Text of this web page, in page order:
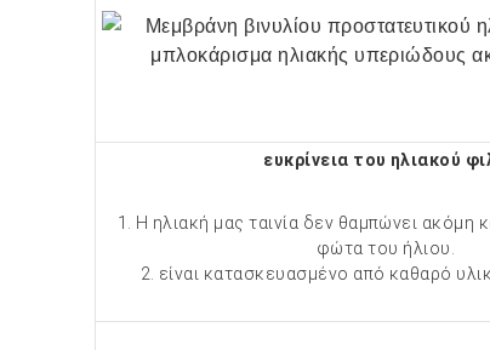
ευκρίνεια του ηλιακού
1. Η ηλιακή μας ταινία δεν θαμπώνει ακόμη
φώτα του ήλιου.
2. είναι κατασκευασμένο από καθαρό